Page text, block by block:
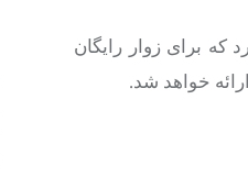
پارک ۱۶ هزار دستگاه خودرو را دارد که برای زوار رایگان
خواهد شد.